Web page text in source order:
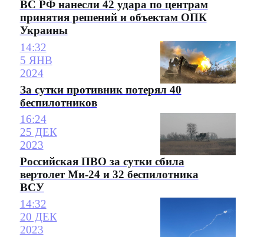
ВС РФ нанесли 42 удара по центрам
принятия решений и объектам ОПК
Украины
14:32
5 ЯНВ
2024
За сутки противник потерял 40
беспилотников
16:24
25 ДЕК
2023
Российская ПВО за сутки сбила
вертолет Ми-24 и 32 беспилотника
ВСУ
14:32
20 ДЕК
2023